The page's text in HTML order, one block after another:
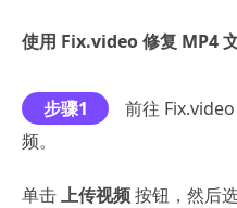
使用 Fix.video 修复 MP4
步骤1
前往
频。
单击上传视频按钮，然后